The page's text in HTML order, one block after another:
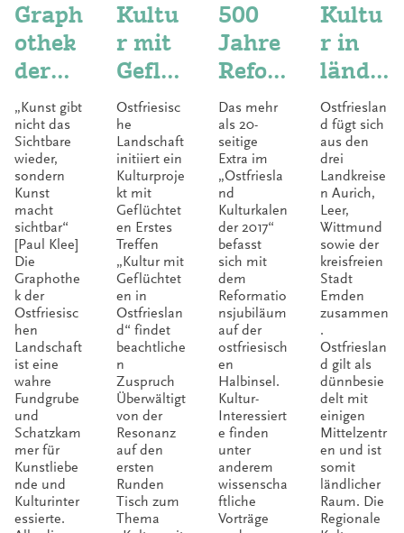
Graph
othek
der
Ostfri
esisch
en
Lands
chaft
„Kunst gibt
nicht das
Sichtbare
wieder,
sondern
Kunst
macht
sichtbar“
[Paul Klee]
Die
Graphothe
k der
Ostfriesisc
hen
Landschaft
ist eine
wahre
Fundgrube
und
Schatzkam
mer für
Kunstliebe
nde und
Kulturinter
essierte.
Kultu
r mit
Geflü
chtete
n in
Ostfri
eslan
d
Ostfriesisc
he
Landschaft
initiiert ein
Kulturproje
kt mit
Geflüchtet
en Erstes
Treffen
„Kultur mit
Geflüchtet
en in
Ostfrieslan
d“ findet
beachtliche
n
Zuspruch
Überwältigt
von der
Resonanz
auf den
ersten
Runden
Tisch zum
Thema
500
Jahre
Refor
matio
n in
Ostfri
eslan
d
Das mehr
als 20-
seitige
Extra im
„Ostfriesla
nd
Kulturkalen
der 2017“
befasst
sich mit
dem
Reformatio
nsjubiläum
auf der
ostfriesisch
en
Halbinsel.
Kultur-
Interessiert
e finden
unter
anderem
wissenscha
ftliche
Vorträge
Kultu
r in
ländli
chen
Räum
en
Ostfrieslan
d fügt sich
aus den
drei
Landkreise
n Aurich,
Leer,
Wittmund
sowie der
kreisfreien
Stadt
Emden
zusammen
.
Ostfrieslan
d gilt als
dünnbesie
delt mit
einigen
Mittelzentr
en und ist
somit
ländlicher
Raum. Die
Regionale